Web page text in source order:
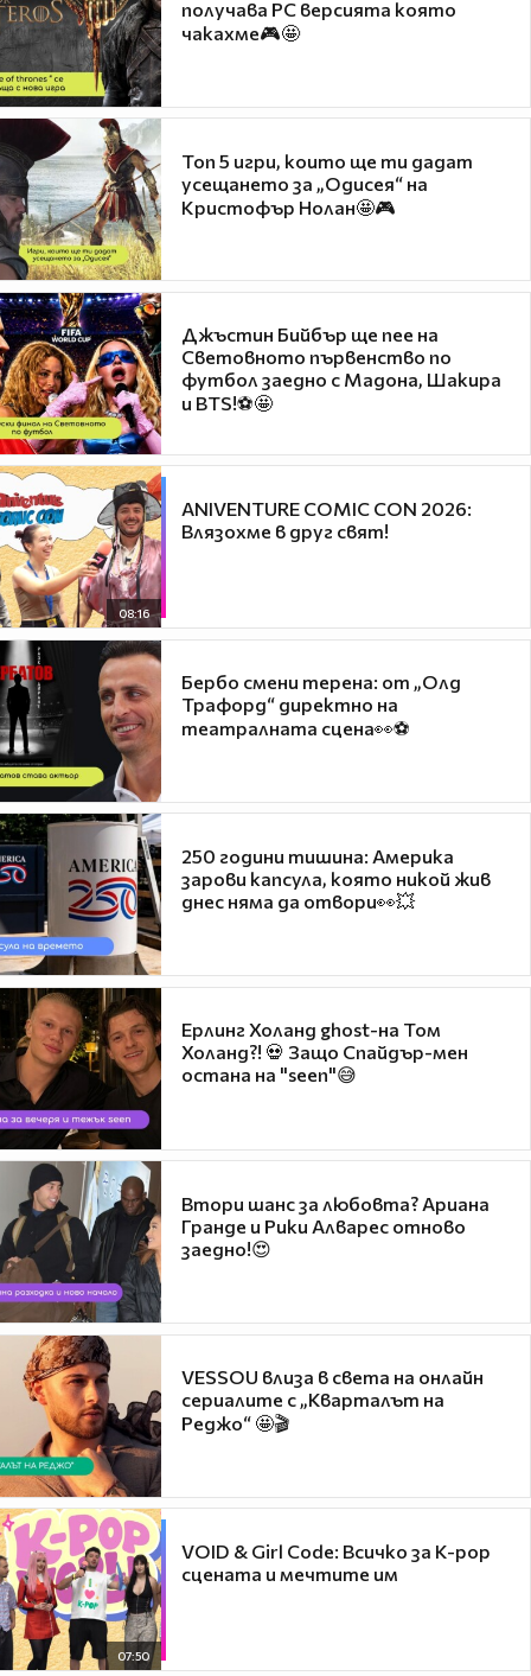
получава PC версията която
чакахме🎮🤩
Топ 5 игри, които ще ти дадат
усещането за „Одисея“ на
Кристофър Нолан🤩🎮
Джъстин Бийбър ще пее на
Световното първенство по
футбол заедно с Мадона, Шакира
и BTS!⚽🤩
08:16
ANIVENTURE COMIC CON 2026:
Влязохме в друг свят!
Бербо смени терена: от „Олд
Трафорд“ директно на
театралната сцена👀⚽
250 години тишина: Америка
зарови капсула, която никой жив
днес няма да отвори👀💥
Ерлинг Холанд ghost-на Том
Холанд?! 💀 Защо Спайдър-мен
остана на "seen"😅
Втори шанс за любовта? Ариана
Гранде и Рики Алварес отново
заедно!😍
VESSOU влиза в света на онлайн
сериалите с „Кварталът на
Реджо“ 🤩🎬
07:50
VOID & Girl Code: Всичко за K-pop
сцената и мечтите им